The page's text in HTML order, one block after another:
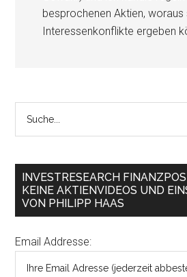
besprochenen Aktien, woraus
Interessenkonflikte ergeben
INVESTRESEARCH
KEINE AKTIENVIDEOS UND
VON PHILIPP HAAS
Email Addresse: